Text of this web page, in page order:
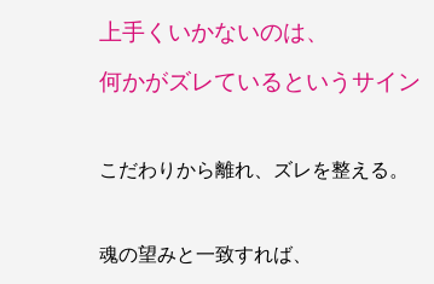
上手くいかないのは、
何かがズレているというサイン
こだわりから離れ、ズレを整える。
魂の望みと一致すれば、